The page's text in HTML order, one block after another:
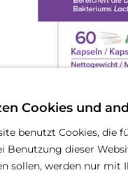
Cookies und
benutzt Cookies, die
Benutzung dieser
sollen, werden nur mit